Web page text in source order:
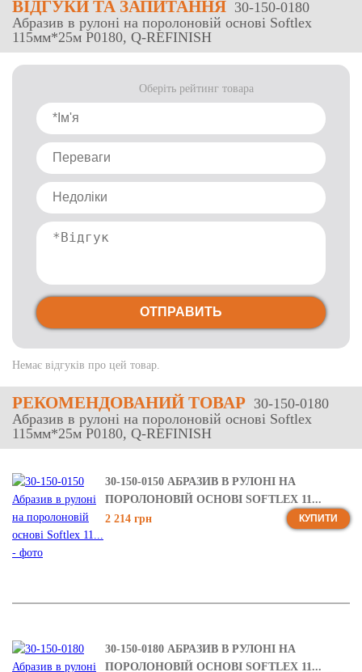
ВІДГУКИ ТА ЗАПИТАННЯ 30-150-0180
Абразив в рулоні на поролоновій основі Softlex
115мм*25м P0180, Q-REFINISH
Немає відгуків про цей товар.
Оберіть рейтинг товара
ОТПРАВИТЬ
РЕКОМЕНДОВАНИЙ ТОВАР 30-150-0180
Абразив в рулоні на поролоновій основі Softlex
115мм*25м P0180, Q-REFINISH
30-150-0150 АБРАЗИВ В РУЛОНІ НА
ПОРОЛОНОВІЙ ОСНОВІ SOFTLEX 11...
2 214 грн
КУПИТИ
30-150-0180 АБРАЗИВ В РУЛОНІ НА
ПОРОЛОНОВІЙ ОСНОВІ SOFTLEX 11...